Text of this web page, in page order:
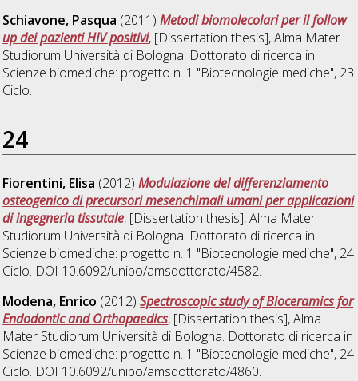
Schiavone, Pasqua (2011)Metodi biomolecolari per il follow
up dei pazienti HIV positivi, [Dissertation thesis], Alma Mater
Studiorum Università di Bologna. Dottorato di ricerca in
Scienze biomediche: progetto n. 1 "Biotecnologie mediche", 23
Ciclo.
24
Fiorentini, Elisa (2012)Modulazione del differenziamento
osteogenico di precursori mesenchimali umani per applicazioni
di ingegneria tissutale, [Dissertation thesis], Alma Mater
Studiorum Università di Bologna. Dottorato di ricerca in
Scienze biomediche: progetto n. 1 "Biotecnologie mediche", 24
Ciclo. DOI 10.6092/unibo/amsdottorato/4582.
Modena, Enrico (2012)Spectroscopic study of Bioceramics for
Endodontic and Orthopaedics, [Dissertation thesis], Alma
Mater Studiorum Università di Bologna. Dottorato di ricerca in
Scienze biomediche: progetto n. 1 "Biotecnologie mediche", 24
Ciclo. DOI 10.6092/unibo/amsdottorato/4860.